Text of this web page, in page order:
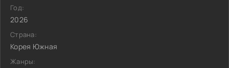
Год:
2026
Страна:
Корея Южная
Жанры: